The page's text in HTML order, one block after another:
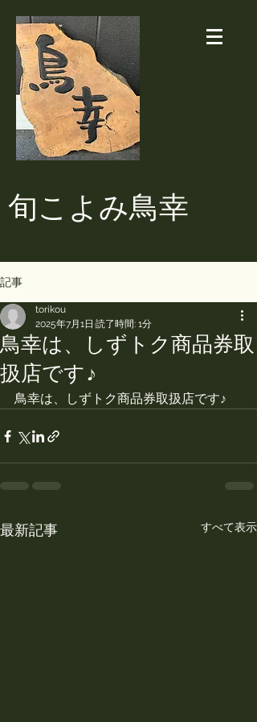
​旬こよみ鳥幸
記事
鳥幸は、しずトク商品券取
扱店です♪
torikou
2025年7月1日 読了時間: 1分
鳥幸は、しずトク商品券取扱店です♪
最新記事 すべて表示